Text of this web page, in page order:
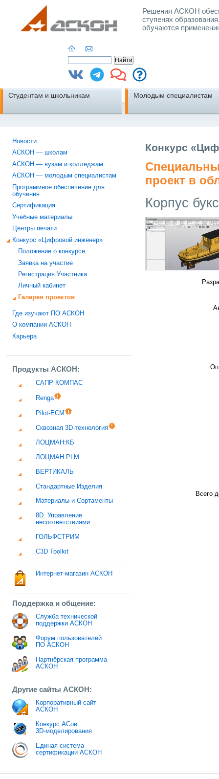
Решения АСКОН
ступенях
обучаются
Студентам и школьникам Молодым специалистам
Новости
АСКОН — школам
АСКОН — вузам и колледжам
АСКОН — молодым специалистам
Программное обеспечение для
обучения
Сертификация
Учебные материалы
Центры печати
Конкурс «Цифровой инженер»
Положение о конкурсе
Заявка на участие
Регистрация Участника
Личный кабинет
Галерея проектов
Где изучают ПО АСКОН
О компании АСКОН
Карьера
Продукты АСКОН:
САПР КОМПАС
Renga
Pilot-ECM
Сквозная 3D-технология
ЛОЦМАН:КБ
ЛОЦМАН:PLM
ВЕРТИКАЛЬ
Стандартные Изделия
Материалы и Сортаменты
8D. Управление
несоответствиями
ГОЛЬФСТРИМ
C3D Toolkit
Интернет-магазин АСКОН
Поддержка и общение:
Служба технической
поддержки АСКОН
Форум пользователей
ПО АСКОН
Партнёрская программа
АСКОН
Другие сайты АСКОН:
Корпоративный сайт
АСКОН
Конкурс АСов
3D-моделирования
Единая система
сертификации АСКОН
Конкурс
проект в
Корпус
Всего